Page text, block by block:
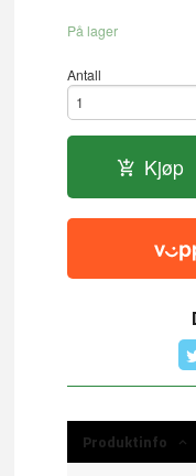
På lager
Antall
Kjøp
Produktinfo